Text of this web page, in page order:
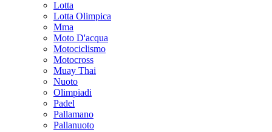
Lotta
Lotta Olimpica
Mma
Moto D'acqua
Motociclismo
Motocross
Muay Thai
Nuoto
Olimpiadi
Padel
Pallamano
Pallanuoto